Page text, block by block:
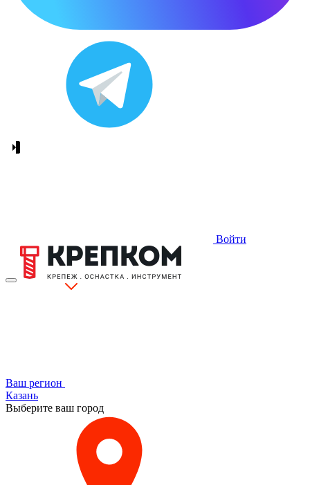
Войти
Ваш регион
Казань
Выберите ваш город